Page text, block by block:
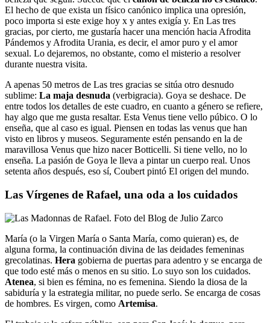
El hecho de que exista un físico canónico implica una opresión,
poco importa si este exige hoy x y antes exigía y. En Las tres
gracias, por cierto, me gustaría hacer una mención hacia Afrodita
Pándemos y Afrodita Urania, es decir, el amor puro y el amor
sexual. Lo dejaremos, no obstante, como el misterio a resolver
durante nuestra visita.
A apenas 50 metros de Las tres gracias se sitúa otro desnudo
sublime: La maja desnuda (verbigracia). Goya se deshace. De
entre todos los detalles de este cuadro, en cuanto a género se refiere,
hay algo que me gusta resaltar. Esta Venus tiene vello púbico. O lo
enseña, que al caso es igual. Piensen en todas las venus que han
visto en libros y museos. Seguramente estén pensando en la de
maravillosa Venus que hizo nacer Botticelli. Si tiene vello, no lo
enseña. La pasión de Goya le lleva a pintar un cuerpo real. Unos
setenta años después, eso sí, Coubert pintó El origen del mundo.
Las Vírgenes de Rafael, una oda a los cuidados
María (o la Virgen María o Santa María, como quieran) es, de
alguna forma, la continuación divina de las deidades femeninas
grecolatinas. Hera gobierna de puertas para adentro y se encarga de
que todo esté más o menos en su sitio. Lo suyo son los cuidados.
Atenea, si bien es fémina, no es femenina. Siendo la diosa de la
sabiduría y la estrategia militar, no puede serlo. Se encarga de cosas
de hombres. Es virgen, como Artemisa.